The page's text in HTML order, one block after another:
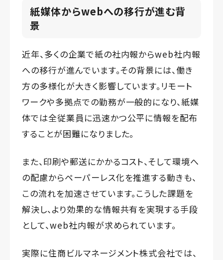
紙媒体からwebへの移行が進む背
景
近年、多くの企業で紙の社内報からweb社内報
への移行が進んでいます。その背景には、働き
方の多様化が大きく影響しています。リモート
ワークや多拠点での勤務が一般的になり、紙媒
体では全従業員に迅速かつ公平に情報を配布
することが困難になりました。
また、印刷や郵送にかかるコスト、そして環境へ
の配慮からペーパーレス化を推進する動きも、
この流れを加速させています。こうした課題を
解決し、より効果的な情報共有を実現する手段
として、web社内報が求められています。
実際に住商ビルマネージメント株式会社では、